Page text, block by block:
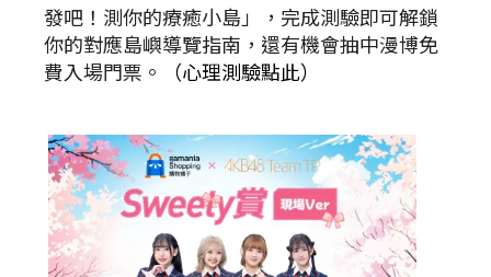
發吧！測你的療癒小島」，完成測驗即可解鎖
你的對應島嶼導覽指南，還有機會抽中漫博免
費入場門票。
（心理測驗點此）